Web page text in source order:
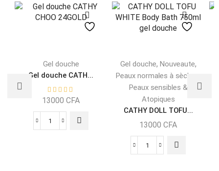
Gel douche
Gel douche CATH...
13000 CFA
Gel douche, Nouveaute,
Peaux normales à sèches
Peaux sensibles &
Atopiques
CATHY DOLL TOFU...
13000 CFA